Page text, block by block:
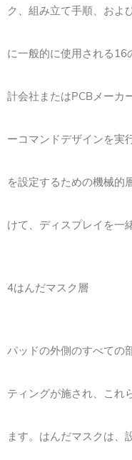
ク、組み立て手順、およ
に一般的に使用される16
計会社またはPCBメーカ
ーコマンドデザインを実
を設定するための機械的
けて、ディスプレイを一
4はんだマスク層
パッドの外側のすべての
ティングが施され、これ
ます。はんだマスクは、